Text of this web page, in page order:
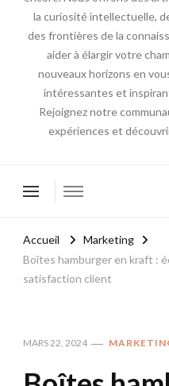
la curiosité intellectuelle,
des frontières de la
aider à élargir votre
nouveaux horizons en
intéressantes et
Rejoignez notre
expériences et
Accueil
Marketing
Boîtes hamburger en kraft :
satisfaction client
MARS 22, 2024